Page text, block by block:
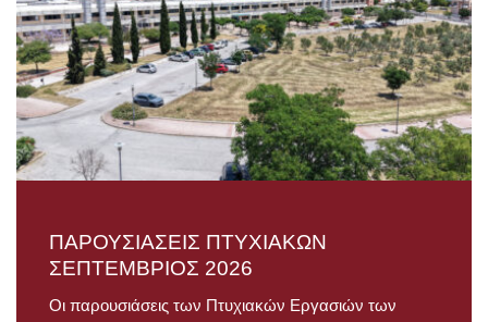
ΠΑΡΟΥΣΙΑΣΕΙΣ ΠΤΥΧΙΑΚΩΝ
ΣΕΠΤΕΜΒΡΙΟΣ 2026
Οι παρουσιάσεις των Πτυχιακών Εργασιών των